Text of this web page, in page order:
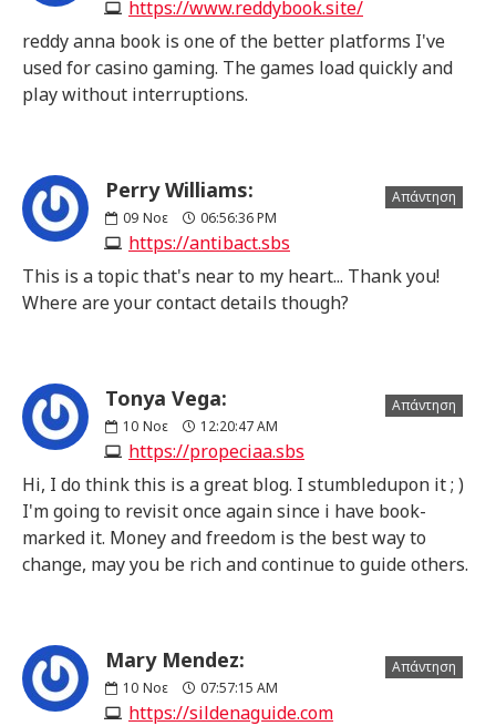
https://www.reddybook.site/
reddy anna book is one of the better platforms I've
used for casino gaming. The games load quickly and
play without interruptions.
Perry Williams:
09 Νοε 06:56:36 PM
https://antibact.sbs
Απάντηση
This is a topic that's near to my heart... Thank you!
Where are your contact details though?
Tonya Vega:
10 Νοε 12:20:47 AM
https://propeciaa.sbs
Απάντηση
Hi, I do think this is a great blog. I stumbledupon it ; )
I'm going to revisit once again since i have book-
marked it. Money and freedom is the best way to
change, may you be rich and continue to guide others.
Mary Mendez:
10 Νοε 07:57:15 AM
https://sildenaguide.com
Απάντηση